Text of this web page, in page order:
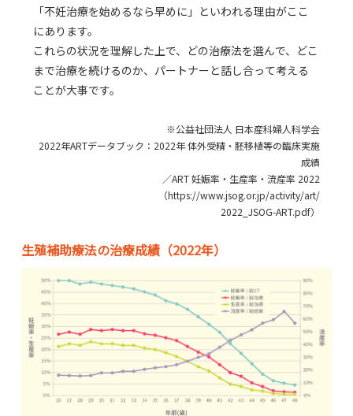
「不妊治療を始めるなら早めに」といわれる理由がここ
にあります。
これらの状況を理解した上で、どの治療法を選んで、どこ
まで治療を続けるのか、パートナーと話し合って考える
ことが大事です。
※公益社団法人 日本産科婦人科学会
2022年ARTデータブック：2022年 体外受精・胚移植等の臨床実施
成績
／ART 妊娠率・生産率・流産率 2022
（https://www.jsog.or.jp/activity/art/
2022_JSOG-ART.pdf）
生殖補助療法の治療成績（2022年）